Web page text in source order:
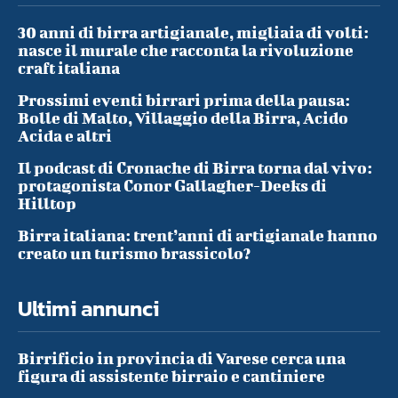
30 anni di birra artigianale, migliaia di volti:
nasce il murale che racconta la rivoluzione
craft italiana
Prossimi eventi birrari prima della pausa:
Bolle di Malto, Villaggio della Birra, Acido
Acida e altri
Il podcast di Cronache di Birra torna dal vivo:
protagonista Conor Gallagher-Deeks di
Hilltop
Birra italiana: trent’anni di artigianale hanno
creato un turismo brassicolo?
Ultimi annunci
Birrificio in provincia di Varese cerca una
figura di assistente birraio e cantiniere